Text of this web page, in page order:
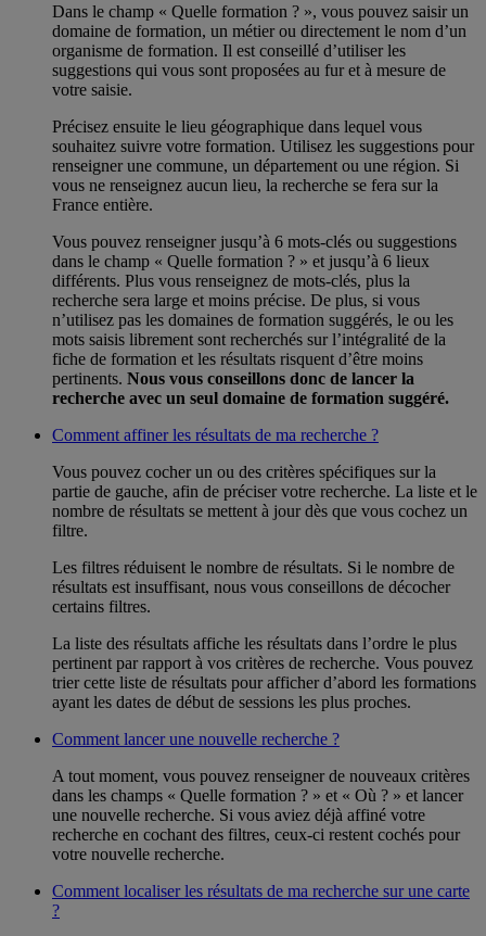
Dans le champ « Quelle formation ? », vous pouvez saisir un
domaine de formation, un métier ou directement le nom d’un
organisme de formation. Il est conseillé d’utiliser les
suggestions qui vous sont proposées au fur et à mesure de
votre saisie.
Précisez ensuite le lieu géographique dans lequel vous
souhaitez suivre votre formation. Utilisez les suggestions pour
renseigner une commune, un département ou une région. Si
vous ne renseignez aucun lieu, la recherche se fera sur la
France entière.
Vous pouvez renseigner jusqu’à 6 mots-clés ou suggestions
dans le champ « Quelle formation ? » et jusqu’à 6 lieux
différents. Plus vous renseignez de mots-clés, plus la
recherche sera large et moins précise. De plus, si vous
n’utilisez pas les domaines de formation suggérés, le ou les
mots saisis librement sont recherchés sur l’intégralité de la
fiche de formation et les résultats risquent d’être moins
pertinents. Nous vous conseillons donc de lancer la
recherche avec un seul domaine de formation suggéré.
Comment affiner les résultats de ma recherche ?
Vous pouvez cocher un ou des critères spécifiques sur la
partie de gauche, afin de préciser votre recherche. La liste et le
nombre de résultats se mettent à jour dès que vous cochez un
filtre.
Les filtres réduisent le nombre de résultats. Si le nombre de
résultats est insuffisant, nous vous conseillons de décocher
certains filtres.
La liste des résultats affiche les résultats dans l’ordre le plus
pertinent par rapport à vos critères de recherche. Vous pouvez
trier cette liste de résultats pour afficher d’abord les formations
ayant les dates de début de sessions les plus proches.
Comment lancer une nouvelle recherche ?
A tout moment, vous pouvez renseigner de nouveaux critères
dans les champs « Quelle formation ? » et « Où ? » et lancer
une nouvelle recherche. Si vous aviez déjà affiné votre
recherche en cochant des filtres, ceux-ci restent cochés pour
votre nouvelle recherche.
Comment localiser les résultats de ma recherche sur une carte
?